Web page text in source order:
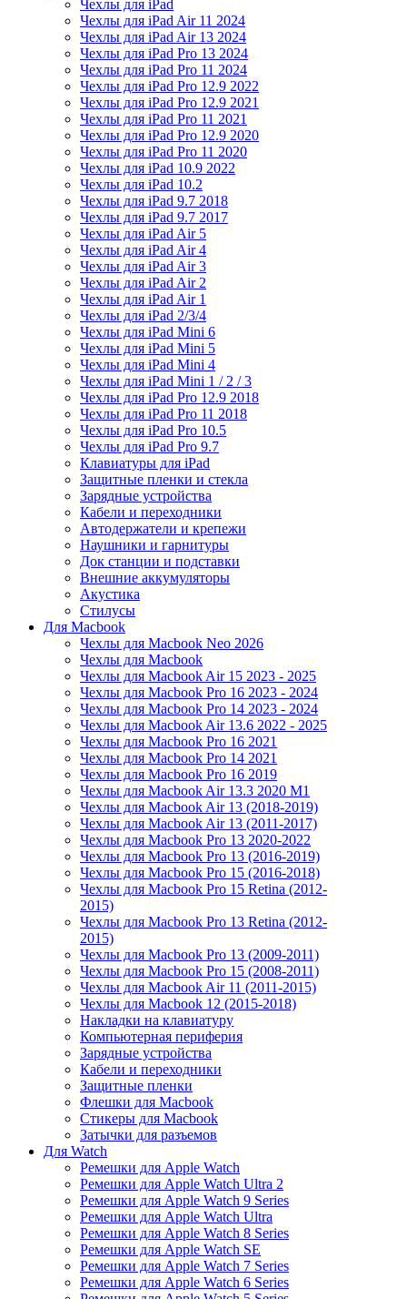
Чехлы для iPad
Чехлы для iPad Air 11 2024
Чехлы для iPad Air 13 2024
Чехлы для iPad Pro 13 2024
Чехлы для iPad Pro 11 2024
Чехлы для iPad Pro 12.9 2022
Чехлы для iPad Pro 12.9 2021
Чехлы для iPad Pro 11 2021
Чехлы для iPad Pro 12.9 2020
Чехлы для iPad Pro 11 2020
Чехлы для iPad 10.9 2022
Чехлы для iPad 10.2
Чехлы для iPad 9.7 2018
Чехлы для iPad 9.7 2017
Чехлы для iPad Air 5
Чехлы для iPad Air 4
Чехлы для iPad Air 3
Чехлы для iPad Air 2
Чехлы для iPad Air 1
Чехлы для iPad 2/3/4
Чехлы для iPad Mini 6
Чехлы для iPad Mini 5
Чехлы для iPad Mini 4
Чехлы для iPad Mini 1 / 2 / 3
Чехлы для iPad Pro 12.9 2018
Чехлы для iPad Pro 11 2018
Чехлы для iPad Pro 10.5
Чехлы для iPad Pro 9.7
Клавиатуры для iPad
Защитные пленки и стекла
Зарядные устройства
Кабели и переходники
Автодержатели и крепежи
Наушники и гарнитуры
Док станции и подставки
Внешние аккумуляторы
Акустика
Стилусы
Для Macbook
Чехлы для Macbook Neo 2026
Чехлы для Macbook
Чехлы для Macbook Air 15 2023 - 2025
Чехлы для Macbook Pro 16 2023 - 2024
Чехлы для Macbook Pro 14 2023 - 2024
Чехлы для Macbook Air 13.6 2022 - 2025
Чехлы для Macbook Pro 16 2021
Чехлы для Macbook Pro 14 2021
Чехлы для Macbook Pro 16 2019
Чехлы для Macbook Air 13.3 2020 M1
Чехлы для Macbook Air 13 (2018-2019)
Чехлы для Macbook Air 13 (2011-2017)
Чехлы для Macbook Pro 13 2020-2022
Чехлы для Macbook Pro 13 (2016-2019)
Чехлы для Macbook Pro 15 (2016-2018)
Чехлы для Macbook Pro 15 Retina (2012-
2015)
Чехлы для Macbook Pro 13 Retina (2012-
2015)
Чехлы для Macbook Pro 13 (2009-2011)
Чехлы для Macbook Pro 15 (2008-2011)
Чехлы для Macbook Air 11 (2011-2015)
Чехлы для Macbook 12 (2015-2018)
Накладки на клавиатуру
Компьютерная периферия
Зарядные устройства
Кабели и переходники
Защитные пленки
Флешки для Macbook
Стикеры для Macbook
Затычки для разъемов
Для Watch
Ремешки для Apple Watch
Ремешки для Apple Watch Ultra 2
Ремешки для Apple Watch 9 Series
Ремешки для Apple Watch Ultra
Ремешки для Apple Watch 8 Series
Ремешки для Apple Watch SE
Ремешки для Apple Watch 7 Series
Ремешки для Apple Watch 6 Series